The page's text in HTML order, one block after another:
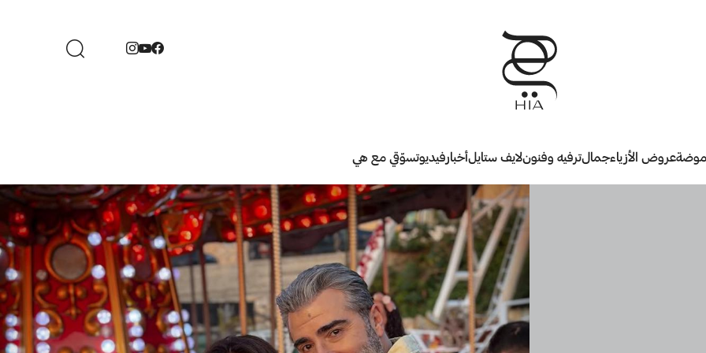
موضةعروض الأزياءجمالترفيه وفنونلايف ستايلأخبارفيديوتسوّقي مع هي